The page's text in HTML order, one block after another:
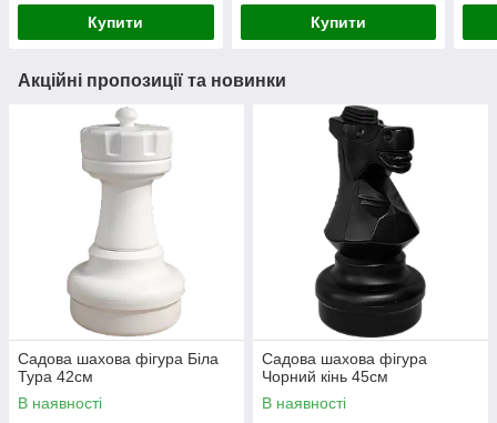
Купити Купити
Акційні пропозиції та новинки
Садова шахова фігура Біла
Тура 42см
В наявності
Садова шахова фігура
Чорний кінь 45см
В наявності